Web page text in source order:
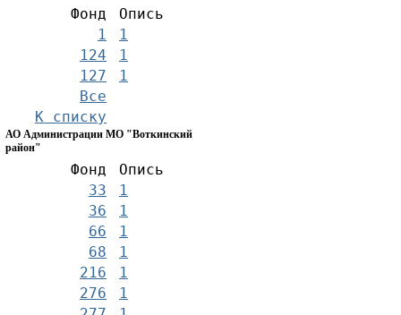
Фонд
Опись
1
1
124
1
127
1
Все
К списку
АО Администрации МО "Воткинский
район"
Фонд
Опись
33
1
36
1
66
1
68
1
216
1
276
1